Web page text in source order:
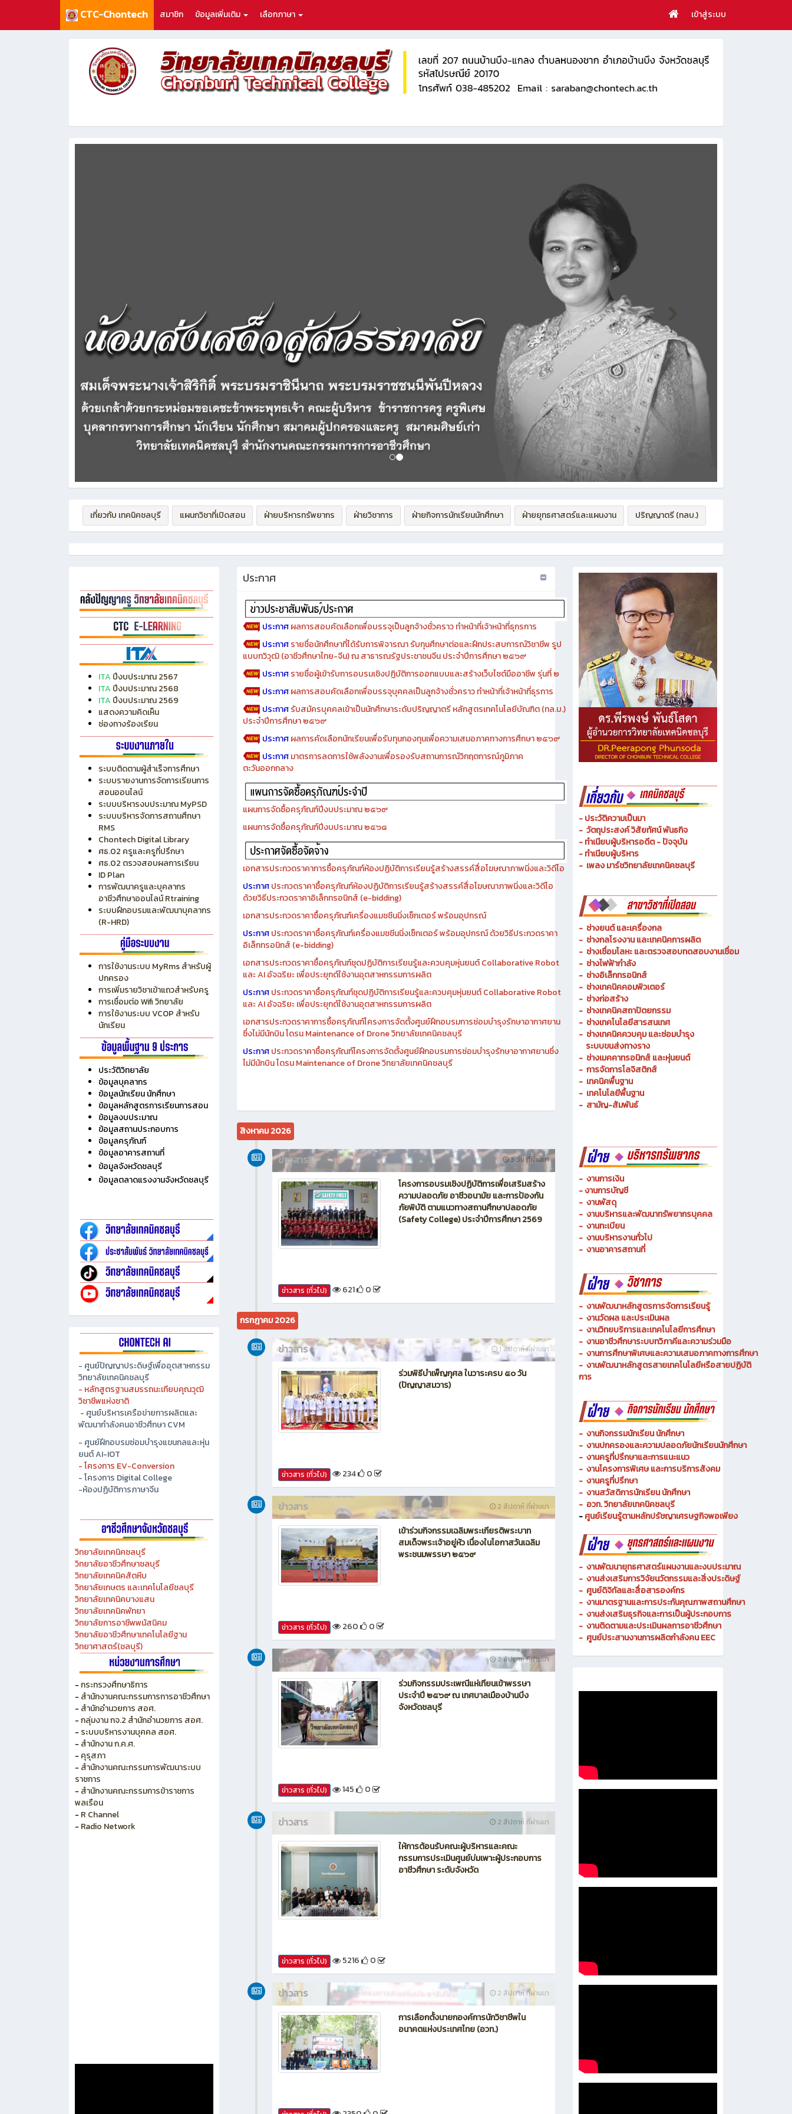
CTC-Chontech สมาชิก ข้อมูลเพิ่มเติม เลือกภาษา เข้าสู่ระบบ
เกี่ยวกับ เทคนิคชลบุรี แผนกวิชาที่เปิดสอน ฝ่ายบริหารทรัพยากร ฝ่ายวิชาการ ฝ่ายกิจการนักเรียนนักศึกษา ฝ่ายยุทธศาสตร์และแผนงาน ปริญญาตรี (ทลบ.)
ITA ปีงบประมาณ 2567
ITA ปีงบประมาณ 2568
ITA ปีงบประมาณ 2569
แสดงความคิดเห็น
ช่องทางร้องเรียน
ระบบติดตามผู้สำเร็จการศึกษา
ระบบรายงานการจัดการเรียนการ
สอนออนไลน์
ระบบบริหารงบประมาณ MyPSD
ระบบบริหารจัดการสถานศึกษา
RMS
Chontech Digital Library
ศธ.02 ครูและครูที่ปรึกษา
ศธ.02 ตรวจสอบผลการเรียน
ID Plan
การพัฒนาครูและบุคลากร
อาชีวศึกษาออนไลน์ Rtraining
ระบบฝึกอบรมและพัฒนาบุคลากร
(R-HRD)
การใช้งานระบบ MyRms สำหรับผู้
ปกครอง
การเพิ่มรายวิชาเข้าแถวสำหรับครู
การเชื่อมต่อ Wifi วิทยาลัย
การใช้งานระบบ VCOP สำหรับ
นักเรียน
ประวัติวิทยาลัย
ข้อมูลบุคลากร
ข้อมูลนักเรียน นักศึกษา
ข้อมูลหลักสูตรการเรียนการสอน
ข้อมูลงบประมาณ
ข้อมูลสถานประกอบการ
ข้อมูลครุภัณฑ์
ข้อมูลอาคารสถานที่
ข้อมูลจังหวัดชลบุรี
ข้อมูลตลาดแรงงานจังหวัดชลบุรี
- ศูนย์ปัญญาประดิษฐ์เพื่ออุตสาหกรรม
วิทยาลัยเทคนิคชลบุรี
- หลักสูตรฐานสมรรถนะเทียบคุณวุฒิ
วิชาชีพแห่งชาติ
- ศูนย์บริหารเครือข่ายการผลิตและ
พัฒนากำลังคนอาชีวศึกษา CVM
- ศูนย์ฝึกอบรมซ่อมบำรุงแขนกลและหุ่น
ยนต์ AI-IOT
- โครงการ EV-Conversion
- โครงการ Digital College
-ห้องปฏิบัติการภาษาจีน
วิทยาลัยเทคนิคชลบุรี
วิทยาลัยอาชีวศึกษาชลบุรี
วิทยาลัยเทคนิคสัตหีบ
วิทยาลัยเกษตร และเทคโนโลยีชลบุรี
วิทยาลัยเทคนิคบางแสน
วิทยาลัยเทคนิคพัทยา
วิทยาลัยการอาชีพพนัสนิคม
วิทยาลัยอาชีวศึกษาเทคโนโลยีฐาน
วิทยาศาสตร์(ชลบุรี)
-กระทรวงศึกษาธิการ
- สำนักงานคณะกรรมการการอาชีวศึกษา
- สำนักอำนวยการ สอศ.
-กลุ่มงาน กจ.2 สำนักอำนวยการ สอศ.
- ระบบบริหารงานบุคคล สอศ.
- สำนักงาน ก.ค.ศ.
- คุรุสภา
- สำนักงานคณะกรรมการพัฒนาระบบ
ราชการ
- สำนักงานคณะกรรมการข้าราชการ
พลเรือน
- R Channel
- Radio Network
ประกาศ
ประกาศผลการสอบคัดเลือกเพื่อบรรจุเป็นลูกจ้างชั่วคราว ทำหน้าที่เจ้าหน้าที่ธุกรการ
ประกาศรายชื่อนักศึกษาที่ได้รับการพิจารณา รับทุนศึกษาต่อและฝึกประสบการณ์วิชาชีพ รูป
แบบทวิวุฒิ (อาชีวศึกษาไทย-จีน) ณ สาธารณรัฐประชาชนจีน ประจำปีการศึกษา ๒๕๖๙
ประกาศรายชื่อผู้เข้ารับการอบรมเชิงปฏิบัติการออกแบบและสร้างเว็บไซต์มืออาชีพ รุ่นที่ ๒
ประกาศผลการสอบคัดเลือกเพื่อบรรจุบุคคลเป็นลูกจ้างชั่วคราว ทำหน้าที่เจ้าหน้าที่ธุรการ
ประกาศรับสมัครบุคคลเข้าเป็นนักศึกษาระดับปริญญาตรี หลักสูตรเทคโนโลยีบัณฑิต (ทล.บ.)
ประจำปีการศึกษา ๒๕๖๙
ประกาศผลการคัดเลือกนักเรียนเพื่อรับทุนกองทุนเพื่อความเสมอภาคทางการศึกษา ๒๕๖๙
ประกาศมาตรการลดการใช้พลังงานเพื่อรองรับสถานการณ์วิกฤตการณ์ภูมิภาค
ตะวันออกกลาง
แผนการจัดซื้อครุภัณฑ์ปีงบประมาณ ๒๕๖๙
แผนการจัดซื้อครุภัณฑ์ปีงบประมาณ ๒๕๖๘
เอกสารประกวดราคาการซื้อครุภัณฑ์ห้องปฏิบัติการเรียนรู้สร้างสรรค์สื่อโฆษณาภาพนิ่งและวิดีโอ
ประกาศประกวดราคาซื้อครุภัณฑ์ห้องปฏิบัติการเรียนรู้สร้างสรรค์สื่อโฆษณาภาพนิ่งและวิดีโอ
ด้วยวิธีประกวดราคาอิเล็กทรอนิกส์ (e-bidding)
เอกสารประกวดราคาซื้อครุภัณฑ์เครื่องแมชชีนนิ่งเซ็กเตอร์ พร้อมอุปกรณ์
ประกาศประกวดราคาซื้อครุภัณฑ์เครื่องแมชชีนนิ่งเซ็กเตอร์ พร้อมอุปกรณ์ ด้วยวิธีประกวดราคา
อิเล็กทรอนิกส์ (e-bidding)
เอกสารประกวดราคาซื้อครุภัณฑ์ชุดปฏิบัติการเรียนรู้และควบคุมหุ่นยนต์ Collaborative Robot
และ AI อัจฉริยะ เพื่อประยุกต์ใช้งานอุตสาหกรรมการผลิต
ประกาศประกวดราคาซื้อครุภัณฑ์ชุดปฏิบัติการเรียนรู้และควบคุมหุ่นยนต์ Collaborative Robot
และ AI อัจฉริยะ เพื่อประยุกต์ใช้งานอุตสาหกรรมการผลิต
เอกสารประกวดราคาการซื้อครุภัณฑ์โครงการจัดตั้งศูนย์ฝึกอบรมการซ่อมบำรุงรักษาอากาศยาน
ซึ่งไม่มีนักบิน โดรน Maintenance of Drone วิทยาลัยเทคนิคชลบุรี
ประกาศประกวดราคาซื้อครุภัณฑ์โครงการจัดตั้งศูนย์ฝึกอบรมการซ่อมบำรุงรักษาอากาศยานซึ่ง
ไม่มีนักบิน โดรน Maintenance of Drone วิทยาลัยเทคนิคชลบุรี
สิงหาคม 2026
3 วัน ที่ผ่านมา
ข่าวสาร
โครงการอบรมเชิงปฏิบัติการเพื่อเสริมสร้าง
ความปลอดภัย อาชีวอนามัย และการป้องกัน
ภัยพิบัติ ตามแนวทางสถานศึกษาปลอดภัย
(Safety College) ประจำปีการศึกษา 2569
ข่าวสาร (ทั่วไป) 621 0
กรกฎาคม 2026
1 สัปดาห์ ที่ผ่านมา
ข่าวสาร
ร่วมพิธีบำเพ็ญกุศล ในวาระครบ ๕๐ วัน
(ปัญญาสมวาร)
ข่าวสาร (ทั่วไป) 234 0
2 สัปดาห์ ที่ผ่านมา
ข่าวสาร
เข้าร่วมกิจกรรมเฉลิมพระเกียรติพระบาท
สมเด็จพระเจ้าอยู่หัว เนื่องในโอกาสวันเฉลิม
พระชนมพรรษา ๒๕๖๙
ข่าวสาร (ทั่วไป) 260 0
2 สัปดาห์ ที่ผ่านมา
ข่าวสาร
ร่วมกิจกรรมประเพณีแห่เทียนเข้าพรรษา
ประจำปี ๒๕๖๙ ณ เทศบาลเมืองบ้านบึง
จังหวัดชลบุรี
ข่าวสาร (ทั่วไป) 145 0
2 สัปดาห์ ที่ผ่านมา
ข่าวสาร
ให้การต้อนรับคณะผู้บริหารและคณะ
กรรมการประเมินศูนย์บ่มเพาะผู้ประกอบการ
อาชีวศึกษา ระดับจังหวัด
ข่าวสาร (ทั่วไป) 5216 0
2 สัปดาห์ ที่ผ่านมา
ข่าวสาร
การเลือกตั้งนายกองค์การนักวิชาชีพใน
อนาคตแห่งประเทศไทย (อวท.)
- ประวัติความเป็นมา
- วัตถุประสงค์ วิสัยทัศน์ พันธกิจ
- ทำเนียบผู้บริหารอดีต - ปัจจุบัน
- ทำเนียบผู้บริหาร
- เพลง มาร์ชวิทยาลัยเทคนิคชลบุรี
- ช่างยนต์ และเครื่องกล
- ช่างกลโรงงาน และเทคนิคการผลิต
- ช่างเชื่อมโลหะ และตรวจสอบทดสอบงานเชื่อม
- ช่างไฟฟ้ากำลัง
- ช่างอิเล็กทรอนิกส์
- ช่างเทคนิคคอมพิวเตอร์
- ช่างก่อสร้าง
- ช่างเทคนิคสถาปัตยกรรม
- ช่างเทคโนโลยีสารสนเทศ
- ช่างเทคนิคควบคุม และซ่อมบำรุง
ระบบขนส่งทางราง
- ช่างเมคคาทรอนิกส์ และหุ่นยนต์
- การจัดการโลจิสติกส์
- เทคนิคพื้นฐาน
- เทคโนโลยีพื้นฐาน
- สามัญ-สัมพันธ์
- งานการเงิน
-งานการบัญชี
- งานพัสดุ
- งานบริหารและพัฒนาทรัพยากรบุคคล
- งานทะเบียน
- งานบริหารงานทั่วไป
- งานอาคารสถานที่
- งานพัฒนาหลักสูตรการจัดการเรียนรู้
- งานวัดผล และประเมินผล
- งานวิทยบริการและเทคโนโลยีการศึกษา
- งานอาชีวศึกษาระบบทวิภาคีและความร่วมมือ
- งานการศึกษาพิเศษและความเสมอภาคทางการศึกษา
- งานพัฒนาหลักสูตรสายเทคโนโลยีหรือสายปฏิบัติ
การ
- งานกิจกรรมนักเรียน นักศึกษา
- งานปกครองและความปลอดภัยนักเรียนนักศึกษา
- งานครูที่ปรึกษาและการแนะแนว
- งานโครงการพิเศษ และการบริการสังคม
- งานครูที่ปรึกษา
- งานสวัสดิการนักเรียน นักศึกษา
- อวท. วิทยาลัยเทคนิคชลบุรี
-ศูนย์เรียนรู้ตามหลักปรัชญาเศรษฐกิจพอเพียง
- งานพัฒนายุทธศาสตร์แผนงานและงบประมาณ
- งานส่งเสริมการวิจัยนวัตกรรมและสิ่งประดิษฐ์
- ศูนย์ดิจิทัลและสื่อสารองค์กร
- งานมาตรฐานและการประกันคุณภาพสถานศึกษา
- งานส่งเสริมธุรกิจและการเป็นผู้ประกอบการ
- งานติดตามและประเมินผลการอาชีวศึกษา
- ศูนย์ประสานงานการผลิตกำลังคน EEC